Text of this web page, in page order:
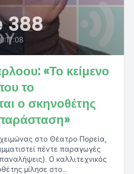
388
«Το κείμενο
το
ο σκηνοθέτης
στο Θέατρο Πορεία,
πέντε παραγωγές
Ο καλλιτεχνικός
μίλησε στο...